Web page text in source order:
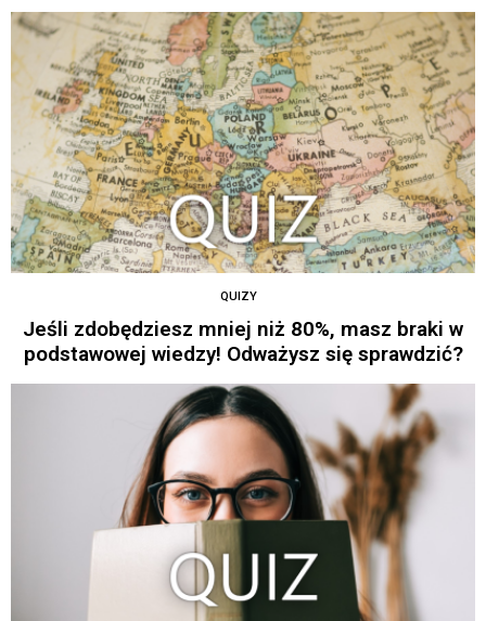
QUIZY
Jeśli zdobędziesz mniej niż 80%, masz braki w
podstawowej wiedzy! Odważysz się sprawdzić?